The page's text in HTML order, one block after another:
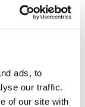
ads, to
our traffic.
of our site with